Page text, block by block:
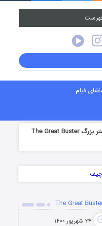
فیلم
دانلود مستند باستر بزرگ The Great Buster
۲۴ شهریور ۱۴۰۰